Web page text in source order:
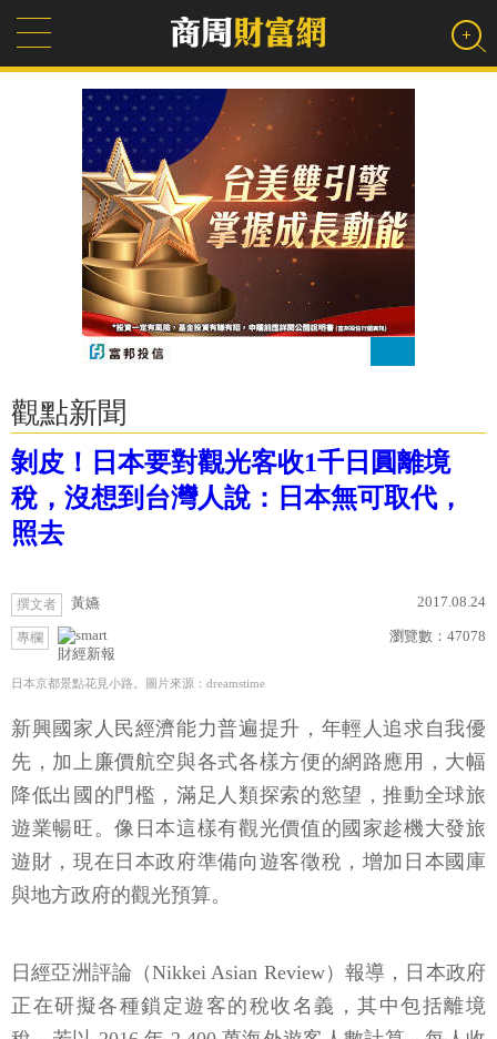
觀點新聞
剝皮！日本要對觀光客收1千日圓離境
稅，沒想到台灣人說：日本無可取代，
照去
撰文者 黃嬿 2017.08.24
專欄
財經新報
瀏覽數： 47078
日本京都景點花見小路。圖片來源：dreamstime
新興國家人民經濟能力普遍提升，年輕人追求自我優
先，加上廉價航空與各式各樣方便的網路應用，大幅
降低出國的門檻，滿足人類探索的慾望，推動全球旅
遊業暢旺。像日本這樣有觀光價值的國家趁機大發旅
遊財，現在日本政府準備向遊客徵稅，增加日本國庫
與地方政府的觀光預算。
日經亞洲評論（Nikkei Asian Review）報導，日本政府
正在研擬各種鎖定遊客的稅收名義，其中包括離境